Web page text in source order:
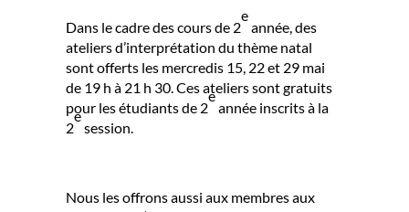
Dans le cadre des cours de 2
e
année, des
ateliers d’interprétation du thème natal
sont offerts les mercredis 15, 22 et 29 mai
de 19 h à 21 h 30. Ces ateliers sont gratuits
pour les étudiants de 2
e
année inscrits à la
2
e
session.
Nous les offrons aussi aux membres aux